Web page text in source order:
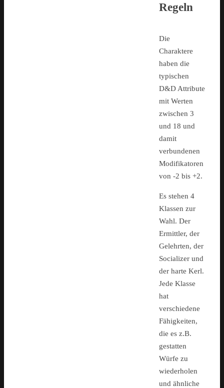
Regeln
Die
Charaktere
haben die
typischen
D&D Attribute
mit Werten
zwischen 3
und 18 und
damit
verbundenen
Modifikatoren
von -2 bis +2.
Es stehen 4
Klassen zur
Wahl. Der
Ermittler, der
Gelehrten, der
Socializer und
der harte Kerl.
Jede Klasse
hat
verschiedene
Fähigkeiten,
die es z.B.
gestatten
Würfe zu
wiederholen
und ähnliche